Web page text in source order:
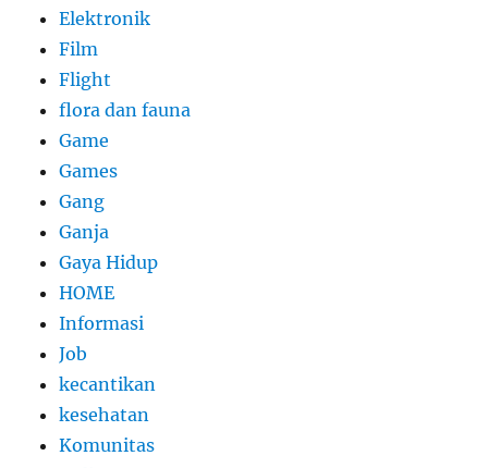
Elektronik
Film
Flight
flora dan fauna
Game
Games
Gang
Ganja
Gaya Hidup
HOME
Informasi
Job
kecantikan
kesehatan
Komunitas